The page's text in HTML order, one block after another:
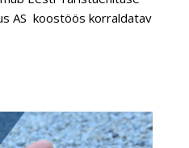
AS koostöös korraldatav